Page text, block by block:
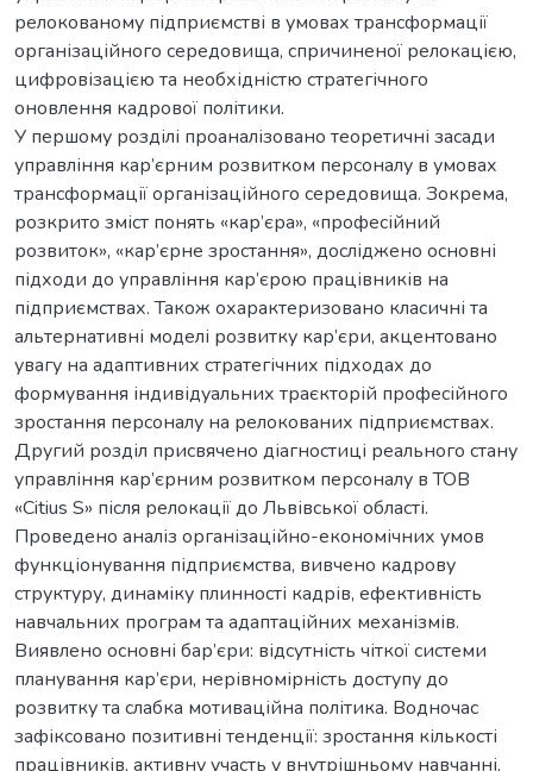
релокованому підприємстві в умовах трансформації
організаційного середовища, спричиненої релокацією,
цифровізацією та необхідністю стратегічного
оновлення кадрової політики.
У першому розділі проаналізовано теоретичні засади
управління кар’єрним розвитком персоналу в умовах
трансформації організаційного середовища. Зокрема,
розкрито зміст понять «кар’єра», «професійний
розвиток», «кар’єрне зростання», досліджено основні
підходи до управління кар’єрою працівників на
підприємствах. Також охарактеризовано класичні та
альтернативні моделі розвитку кар’єри, акцентовано
увагу на адаптивних стратегічних підходах до
формування індивідуальних траєкторій професійного
зростання персоналу на релокованих підприємствах.
Другий розділ присвячено діагностиці реального стану
управління кар’єрним розвитком персоналу в ТОВ
«Citius S» після релокації до Львівської області.
Проведено аналіз організаційно-економічних умов
функціонування підприємства, вивчено кадрову
структуру, динаміку плинності кадрів, ефективність
навчальних програм та адаптаційних механізмів.
Виявлено основні бар’єри: відсутність чіткої системи
планування кар’єри, нерівномірність доступу до
розвитку та слабка мотиваційна політика. Водночас
зафіксовано позитивні тенденції: зростання кількості
працівників, активну участь у внутрішньому навчанні,